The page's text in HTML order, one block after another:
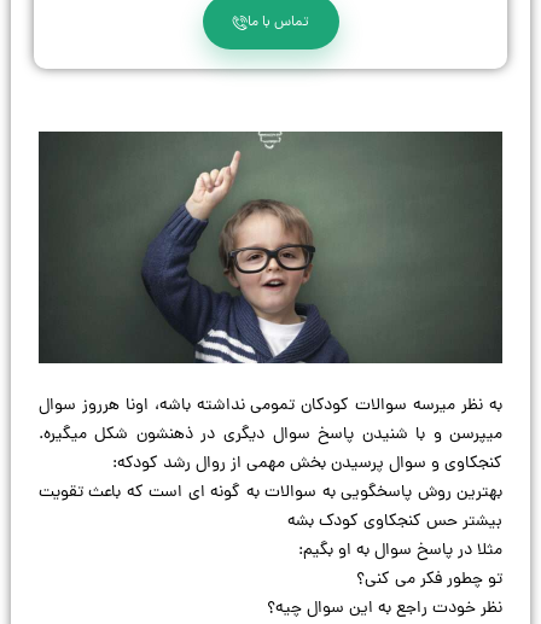
تماس با ما
به نظر میرسه سوالات کودکان تمومی نداشته باشه، اونا هرروز سوال
میپرسن و با شنیدن پاسخ سوال دیگری در ذهنشون شکل میگیره.
کنجکاوی و سوال پرسیدن بخش مهمی از روال رشد کودکه:
بهترین روش پاسخگویی به سوالات به گونه ای است که باعث تقویت
بیشتر حس کنجکاوی کودک بشه
مثلا در پاسخ سوال به او بگیم:
تو چطور فکر می کنی؟
نظر خودت راجع به این سوال چیه؟